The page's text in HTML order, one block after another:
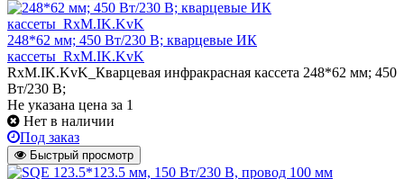
248*62 мм; 450 Вт/230 В; кварцевые ИК
кассеты_RxM.IK.KvK
RxM.IK.KvK_Кварцевая инфракрасная кассета 248*62 мм; 450
Вт/230 В;
Не указана цена за 1
Нет в наличии
Под заказ
Быстрый просмотр